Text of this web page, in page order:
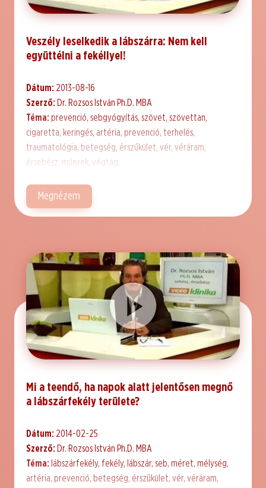
Veszély leselkedik a lábszárra: Nem kell
együttélni a fekéllyel!
Dátum: 2013-08-16
Szerző: Dr. Rozsos István Ph.D. MBA
Téma: prevenció, sebgyógyítás, szövet, szövettan,
cigaretta, keringés, artéria, prevenció, terhelés,
traumatológia, betegség, érszűkület, vér, véráram,
érsebész, műerek, végtag
Megnézem
Mi a teendő, ha napok alatt jelentősen megnő
a lábszárfekély területe?
Dátum: 2014-02-25
Szerző: Dr. Rozsos István Ph.D. MBA
Téma: lábszárfekély, fekély, lábszár, seb, méret, mélység,
artéria, prevenció, betegség, érszűkület, vér, véráram,